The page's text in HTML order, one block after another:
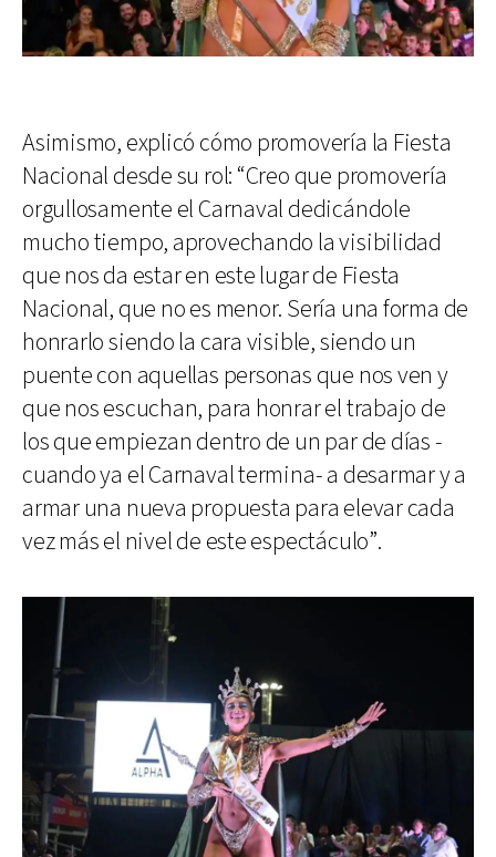
Asimismo, explicó cómo promovería la Fiesta
Nacional desde su rol: “Creo que promovería
orgullosamente el Carnaval dedicándole
mucho tiempo, aprovechando la visibilidad
que nos da estar en este lugar de Fiesta
Nacional, que no es menor. Sería una forma de
honrarlo siendo la cara visible, siendo un
puente con aquellas personas que nos ven y
que nos escuchan, para honrar el trabajo de
los que empiezan dentro de un par de días -
cuando ya el Carnaval termina- a desarmar y a
armar una nueva propuesta para elevar cada
vez más el nivel de este espectáculo”.